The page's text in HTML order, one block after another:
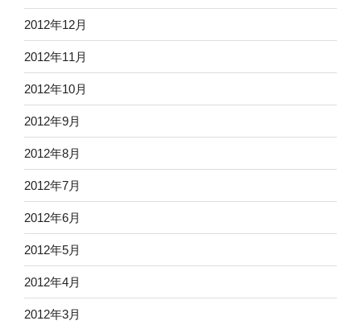
2012年12月
2012年11月
2012年10月
2012年9月
2012年8月
2012年7月
2012年6月
2012年5月
2012年4月
2012年3月